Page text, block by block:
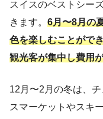
スイスのベストシー
きます。 6月〜8月の
色を楽しむことがで
観光客が集中し費用
12月〜2月の冬は、
スマーケットやスキ